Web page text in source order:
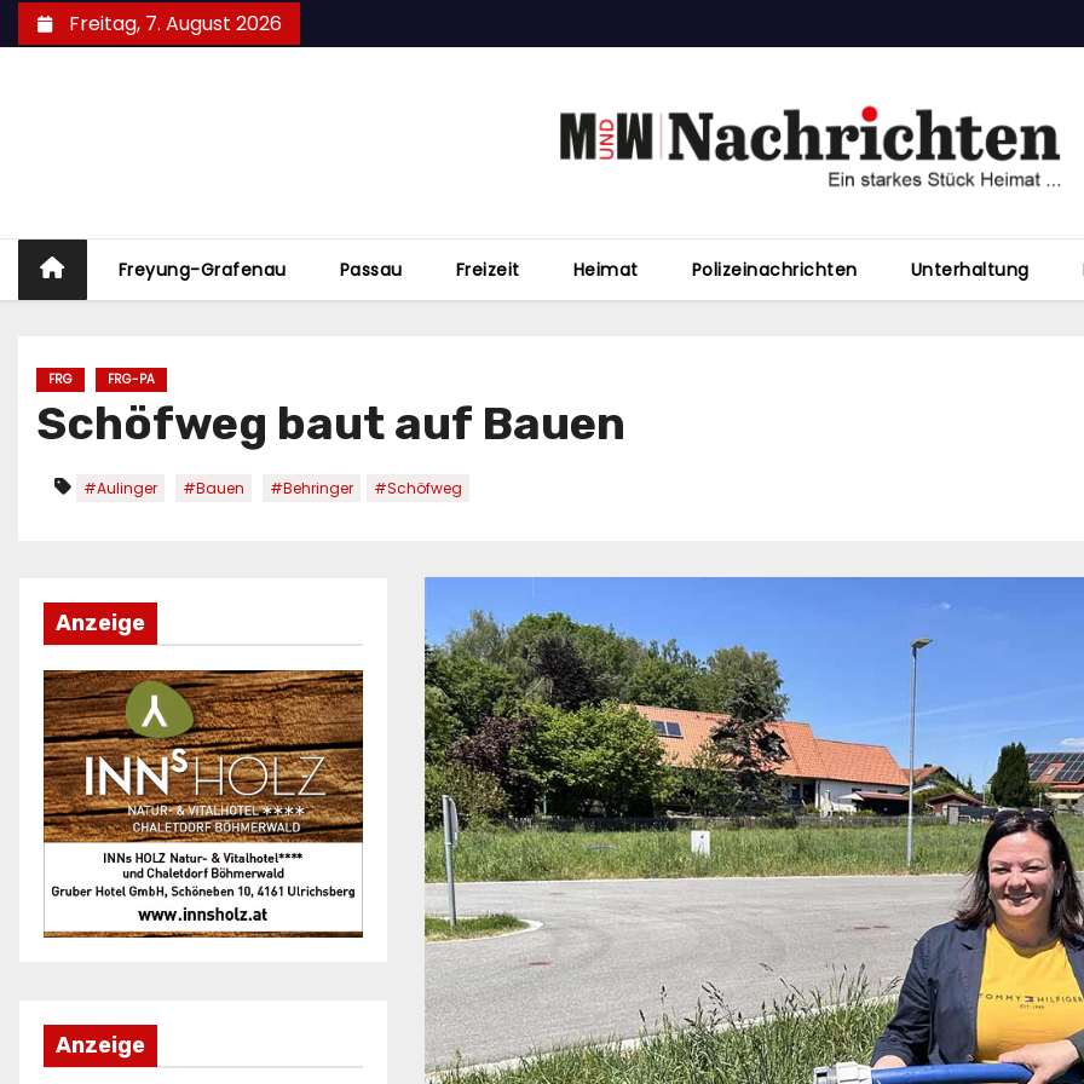
Zum
Inhalt
Freitag, 7. August 2026
Freyung-Grafenau Passau Freizeit Heimat Polizeinachrichten Unterhaltung
FRG FRG-PA
Schöfweg baut auf Bauen
#Aulinger #Bauen #Behringer #Schöfweg
Anzeige
Anzeige